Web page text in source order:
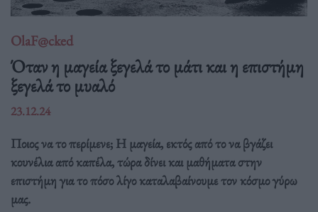
OlaF@cked
Όταν η μαγεία ξεγελά το μάτι και η επιστήμη
ξεγελά το μυαλό
23.12.24
Ποιος να το περίμενε; Η μαγεία, εκτός από το να βγάζει
κουνέλια από καπέλα, τώρα δίνει και μαθήματα στην
επιστήμη για το πόσο λίγο καταλαβαίνουμε τον κόσμο γύρω
μας.